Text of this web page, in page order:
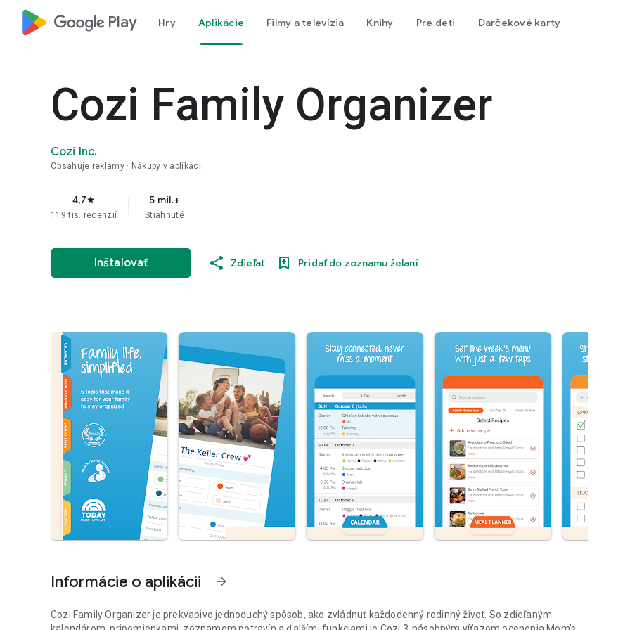
google_logo Play Hry Aplikácie Filmy a televízia Knihy Pre deti Darčekové karty
Cozi Family Organizer
Cozi Inc.
Obsahuje reklamy Nákupy v aplikácii
4,7star
119 tis. recenzií
5 mil.+
Stiahnuté
Inštalovať Zdieľať Pridať do zoznamu želaní
Informácie o aplikácii arrow_forward
Cozi Family Organizer je prekvapivo jednoduchý spôsob, ako zvládnuť každodenný rodinný život. So zdieľaným